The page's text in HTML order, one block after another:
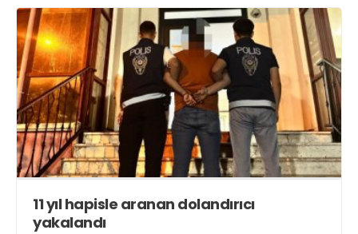
11 yıl hapisle aranan dolandırıcı
yakalandı